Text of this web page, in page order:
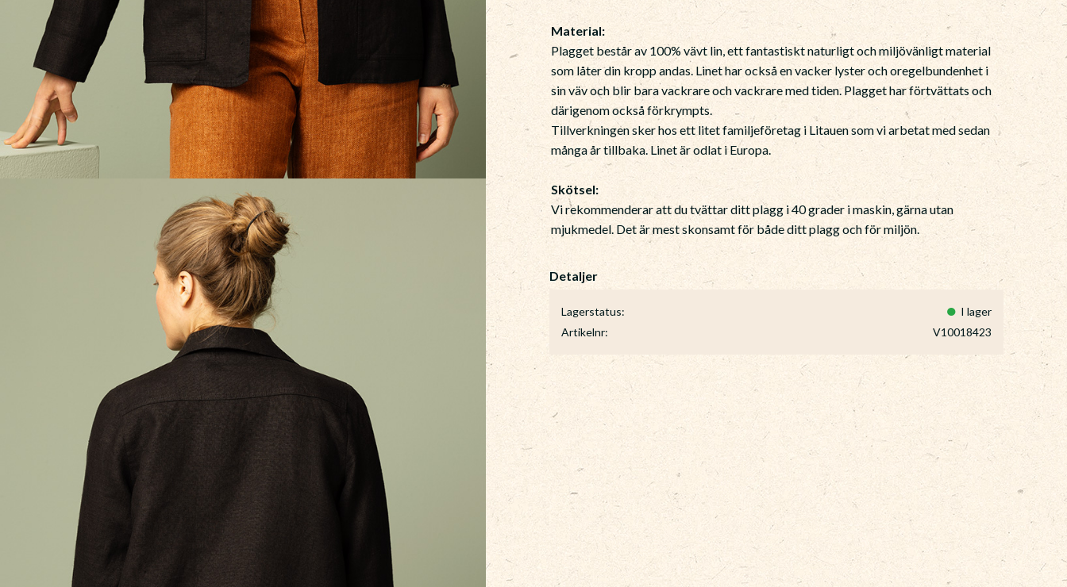
Lagerstatus
I lager
Artikelnr
V10018423
Material:
Plagget består av 100% vävt lin, ett fantastiskt naturligt och miljövänligt material
som låter din kropp andas. Linet har också en vacker lyster och oregelbundenhet i
sin väv och blir bara vackrare och vackrare med tiden. Plagget har förtvättats och
därigenom också förkrympts.
Tillverkningen sker hos ett litet familjeföretag i Litauen som vi arbetat med sedan
många år tillbaka. Linet är odlat i Europa.
Skötsel:
Vi rekommenderar att du tvättar ditt plagg i 40 grader i maskin, gärna utan
mjukmedel. Det är mest skonsamt för både ditt plagg och för miljön.